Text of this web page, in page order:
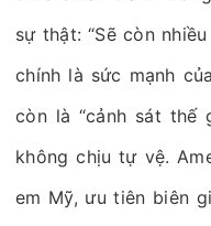
sự thật: “Sẽ còn
chính là sức mạnh
còn là “cảnh sát thế
không chịu tự vệ.
em Mỹ, ưu tiên biên